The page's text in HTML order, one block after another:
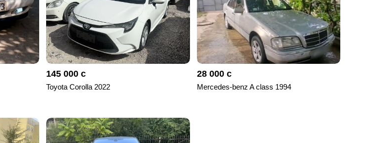
145 000 с
Toyota Corolla 2022
28 000 с
Mercedes-benz A class 1994